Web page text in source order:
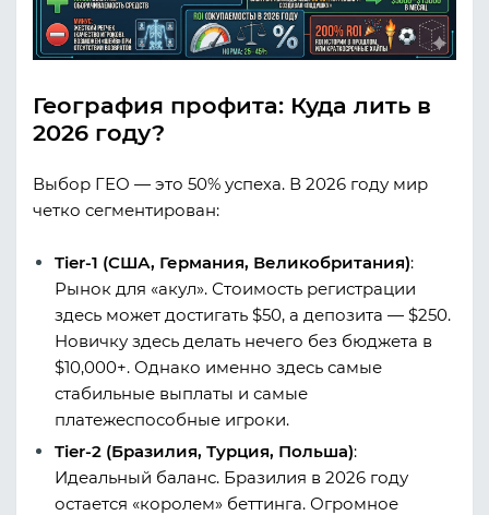
География профита: Куда лить в
2026 году?
Выбор ГЕО — это 50% успеха. В 2026 году мир
четко сегментирован:
Tier-1 (США, Германия, Великобритания):
Рынок для «акул». Стоимость регистрации
здесь может достигать $50, а депозита — $250.
Новичку здесь делать нечего без бюджета в
$10,000+. Однако именно здесь самые
стабильные выплаты и самые
платежеспособные игроки.
Tier-2 (Бразилия, Турция, Польша):
Идеальный баланс. Бразилия в 2026 году
остается «королем» беттинга. Огромное